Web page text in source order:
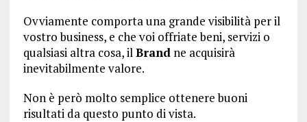
Ovviamente comporta una grande visibilità per il
vostro business, e che voi offriate beni, servizi o
qualsiasi altra cosa, ilBrandne acquisirà
inevitabilmente valore.
Non è però molto semplice ottenere buoni
risultati da questo punto di vista.